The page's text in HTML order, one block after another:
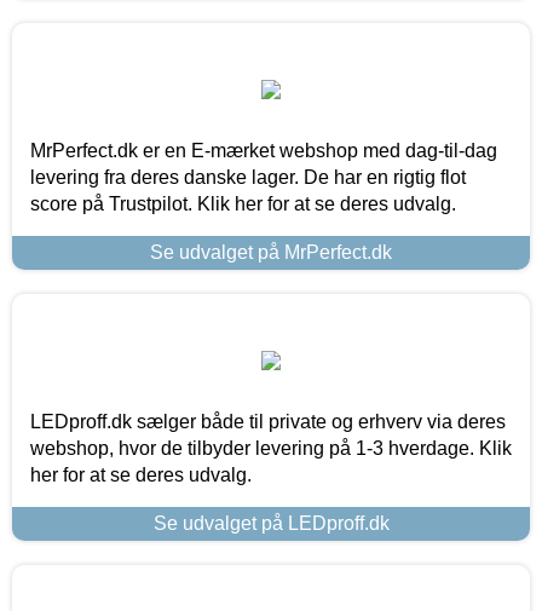
MrPerfect.dk er en E-mærket webshop med dag-til-dag
levering fra deres danske lager. De har en rigtig flot
score på Trustpilot. Klik her for at se deres udvalg.
Se udvalget på MrPerfect.dk
LEDproff.dk sælger både til private og erhverv via deres
webshop, hvor de tilbyder levering på 1-3 hverdage. Klik
her for at se deres udvalg.
Se udvalget på LEDproff.dk